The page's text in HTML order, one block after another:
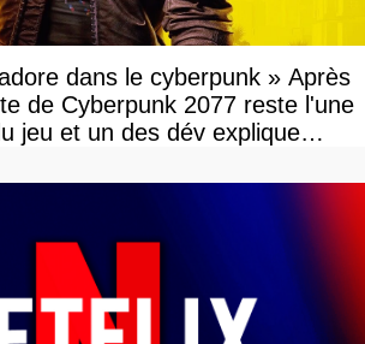
dans le cyberpunk » Après
de Cyberpunk 2077 reste l'une
jeu et un des dév explique